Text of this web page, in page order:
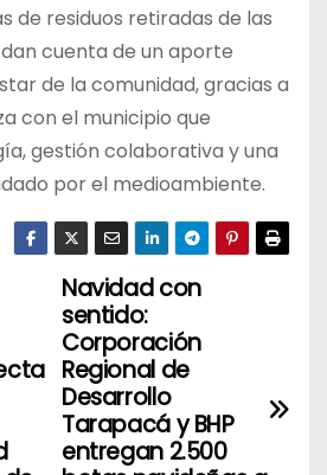
de residuos retiradas de las
cuenta de un aporte
de la comunidad, gracias a
con el municipio que
gestión colaborativa y una
por el medioambiente.
Navidad con
sentido:
Corporación
Regional de
Desarrollo
Tarapacá y BHP
entregan 2.500